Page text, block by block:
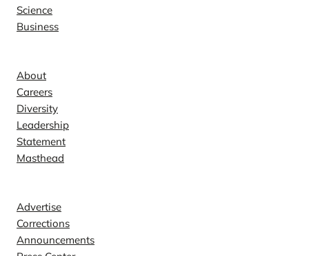
Science
Business
About
Careers
Diversity
Leadership
Statement
Masthead
Advertise
Corrections
Announcements